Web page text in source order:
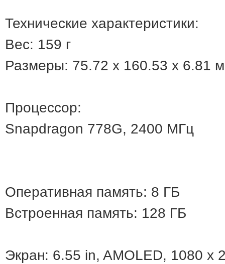
Технические характеристики:
Вес: 159 г
Размеры: 75.72 x 160.53 x 6.81
Процессор:
Snapdragon 778G, 2400 МГц
Оперативная память: 8 ГБ
Встроенная память: 128 ГБ
Экран: 6.55 in, AMOLED, 1080 x